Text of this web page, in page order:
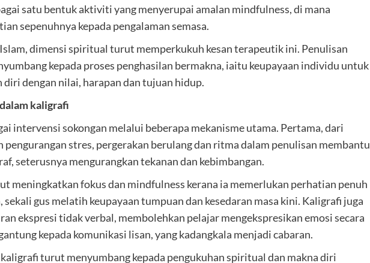
satu bentuk aktiviti yang menyerupai amalan mindfulness, di mana
sepenuhnya kepada pengalaman semasa.
dimensi spiritual turut memperkukuh kesan terapeutik ini. Penulisan
kepada proses penghasilan bermakna, iaitu keupayaan individu untuk
diri dengan nilai, harapan dan tujuan hidup.
kaligrafi
intervensi sokongan melalui beberapa mekanisme utama. Pertama, dari
pengurangan stres, pergerakan berulang dan ritma dalam penulisan membantu
seterusnya mengurangkan tekanan dan kebimbangan.
meningkatkan fokus dan mindfulness kerana ia memerlukan perhatian penuh
gus melatih keupayaan tumpuan dan kesedaran masa kini. Kaligrafi juga
ekspresi tidak verbal, membolehkan pelajar mengekspresikan emosi secara
kepada komunikasi lisan, yang kadangkala menjadi cabaran.
turut menyumbang kepada pengukuhan spiritual dan makna diri